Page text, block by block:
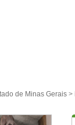
de Minas Gerais >